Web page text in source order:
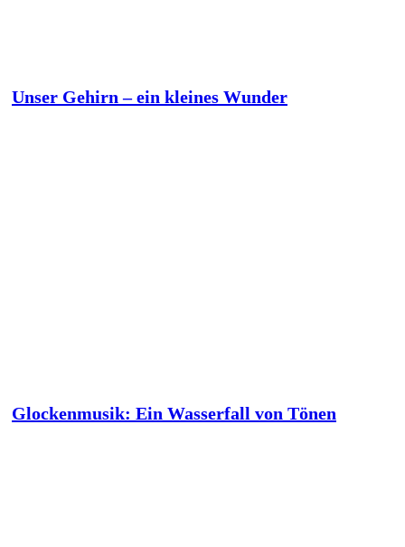
Unser Gehirn – ein kleines Wunder
Glockenmusik: Ein Wasserfall von Tönen